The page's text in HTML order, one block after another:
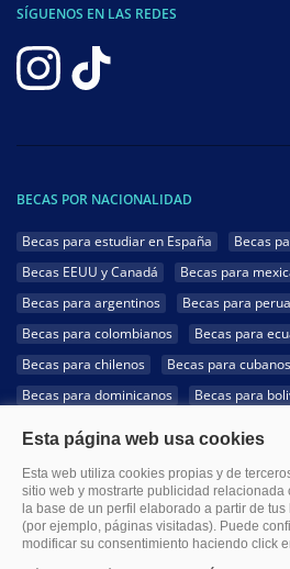
SÍGUENOS EN LAS REDES
BECAS POR NACIONALIDAD
Becas para estudiar en España
Becas
Becas EEUU y Canadá
Becas para
Becas para argentinos
Becas para
Becas para colombianos
Becas para
Becas para chilenos
Becas para cubanos
Becas para dominicanos
Becas para
Becas para hondureños
Becas para
Becas para uruguayos
Becas para